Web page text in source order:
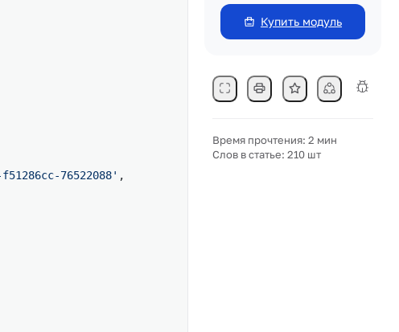
76522088'
,
Купить модуль
Время прочтения: 2 мин
Слов в статье: 210 шт